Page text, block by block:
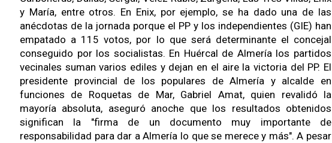
y María, entre otros. En Enix, por ejemplo, se ha dado una de las
anécdotas de la jornada porque el PP y los independientes (GIE) han
empatado a 115 votos, por lo que será determinante el concejal
conseguido por los socialistas. En Huércal de Almería los partidos
vecinales suman varios ediles y dejan en el aire la victoria del PP. El
presidente provincial de los populares de Almería y alcalde en
funciones de Roquetas de Mar, Gabriel Amat, quien revalidó la
mayoría absoluta, aseguró anoche que los resultados obtenidos
significan la "firma de un documento muy importante de
responsabilidad para dar a Almería lo que se merece y más". A pesar